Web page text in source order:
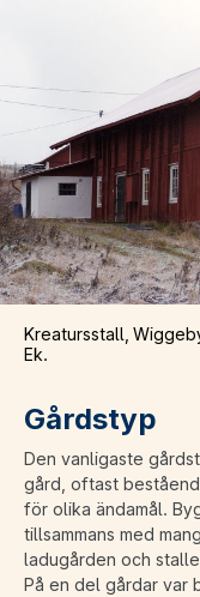
Kreatursstall,
Ek.
Gårdstyp
Den vanligaste
gård, oftast
för olika ändamål.
tillsammans med
ladugården och
På en del gårdar var